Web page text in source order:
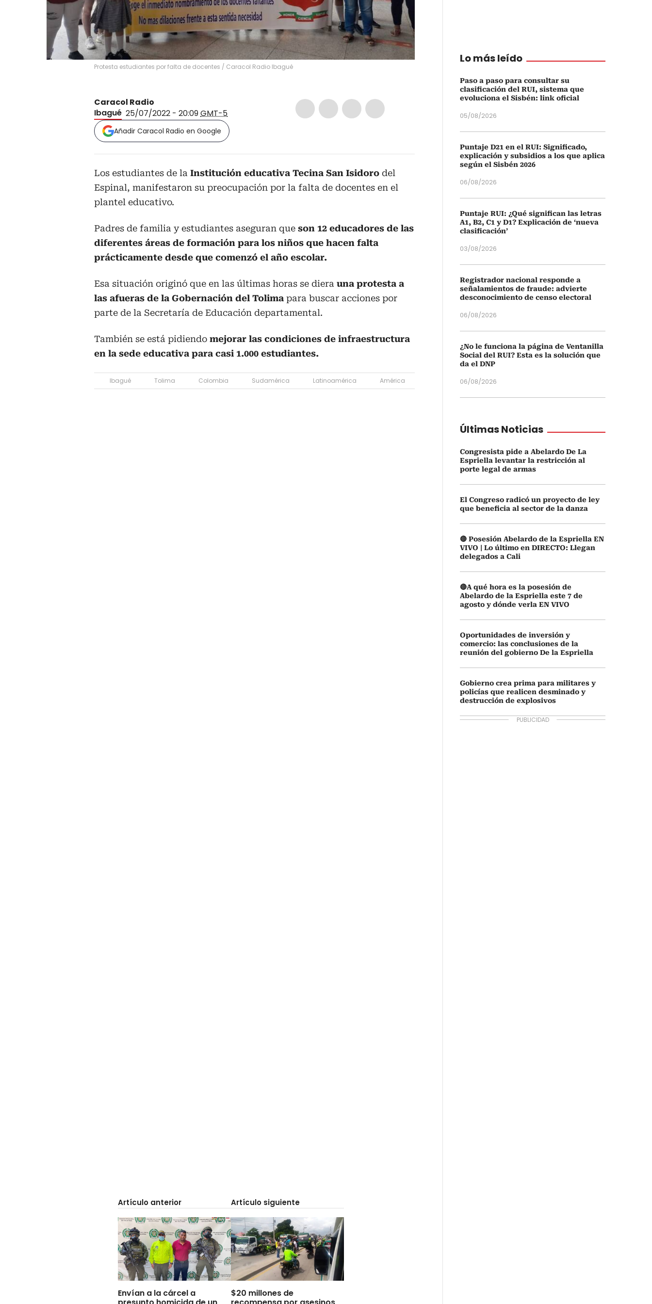
Protesta estudiantes por falta de docentes / Caracol Radio Ibagué
Caracol Radio
Ibagué 25/07/2022 - 20:09GMT-5
Añadir Caracol Radio en Google
Los estudiantes de la Institución educativa Tecina San Isidoro del
Espinal, manifestaron su preocupación por la falta de docentes en el
plantel educativo.
Padres de familia y estudiantes aseguran que son 12 educadores de las
diferentes áreas de formación para los niños que hacen falta
prácticamente desde que comenzó el año escolar.
Esa situación originó que en las últimas horas se diera una protesta a
las afueras de la Gobernación del Tolima para buscar acciones por
parte de la Secretaría de Educación departamental.
También se está pidiendo mejorar las condiciones de infraestructura
en la sede educativa para casi 1.000 estudiantes.
Ibagué Tolima Colombia Sudamérica Latinoamérica América
Artículo anterior
Envían a la cárcel a
Artículo siguiente
$20 millones de
Lo más leído
Paso a paso para consultar su
clasificación del RUI, sistema que
evoluciona el Sisbén: link oficial
05/08/2026
Puntaje D21 en el RUI: Significado,
explicación y subsidios a los que aplica
según el Sisbén 2026
06/08/2026
Puntaje RUI: ¿Qué significan las letras
A1, B2, C1 y D1? Explicación de ‘nueva
clasificación’
03/08/2026
Registrador nacional responde a
señalamientos de fraude: advierte
desconocimiento de censo electoral
06/08/2026
¿No le funciona la página de Ventanilla
Social del RUI? Esta es la solución que
da el DNP
06/08/2026
Últimas Noticias
Congresista pide a Abelardo De La
Espriella levantar la restricción al
porte legal de armas
El Congreso radicó un proyecto de ley
que beneficia al sector de la danza
🔴 Posesión Abelardo de la Espriella EN
VIVO | Lo último en DIRECTO: Llegan
delegados a Cali
🔴A qué hora es la posesión de
Abelardo de la Espriella este 7 de
agosto y dónde verla EN VIVO
Oportunidades de inversión y
comercio: las conclusiones de la
reunión del gobierno De la Espriella
Gobierno crea prima para militares y
policías que realicen desminado y
destrucción de explosivos